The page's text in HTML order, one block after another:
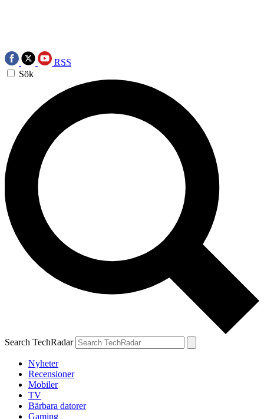
RSS
Sök
Search TechRadar
Nyheter
Recensioner
Mobiler
TV
Bärbara datorer
Gaming